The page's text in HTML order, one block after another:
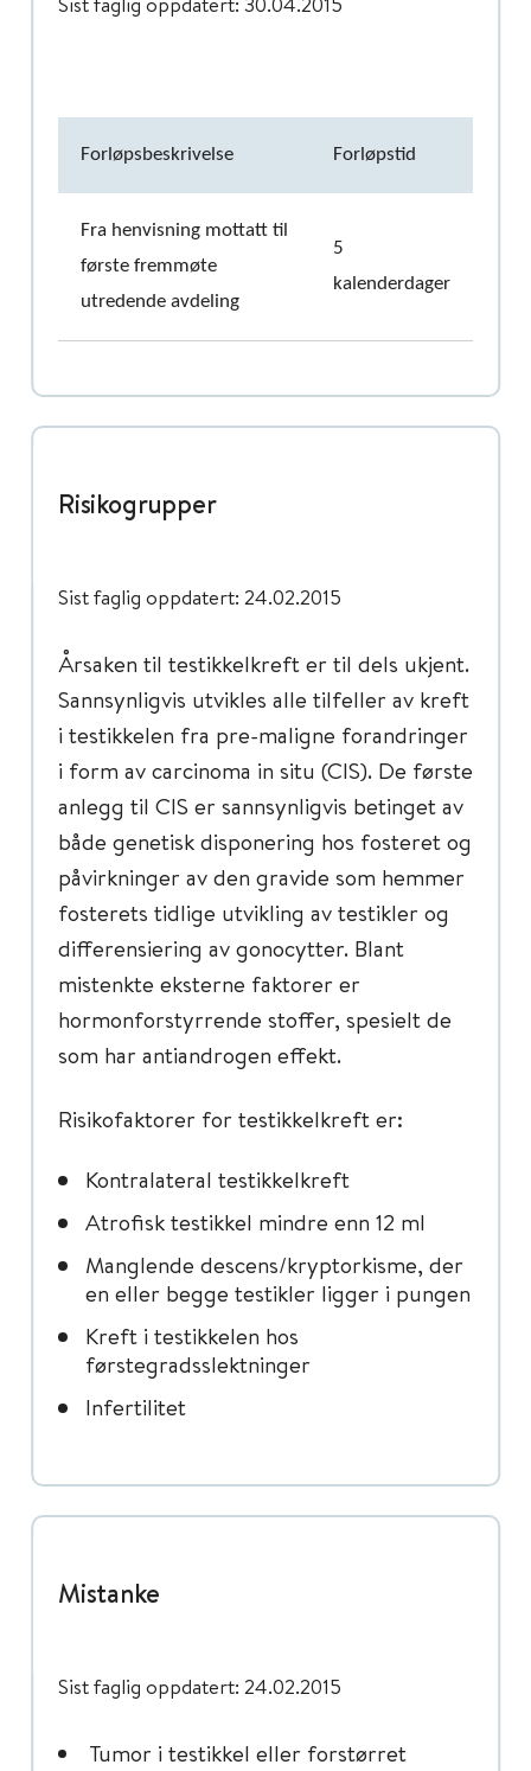
Forløpsbeskrivelse Forløpstid
Fra henvisning mottatt til
første fremmøte
utredende avdeling
5
kalenderdager
Risikogrupper
Sist faglig oppdatert: 24.02.2015
Årsaken til testikkelkreft er til dels ukjent.
Sannsynligvis utvikles alle tilfeller av kreft
i testikkelen fra pre-maligne forandringer
i form av carcinoma in situ (CIS). De første
anlegg til CIS er sannsynligvis betinget av
både genetisk disponering hos fosteret og
påvirkninger av den gravide som hemmer
fosterets tidlige utvikling av testikler og
differensiering av gonocytter. Blant
mistenkte eksterne faktorer er
hormonforstyrrende stoffer, spesielt de
som har antiandrogen effekt.
Risikofaktorer for testikkelkreft er:
Kontralateral testikkelkreft
Atrofisk testikkel mindre enn 12 ml
Manglende descens/kryptorkisme, der
en eller begge testikler ligger i pungen
Kreft i testikkelen hos
førstegradsslektninger
Infertilitet
Mistanke
Sist faglig oppdatert: 24.02.2015
Tumor i testikkel eller forstørret